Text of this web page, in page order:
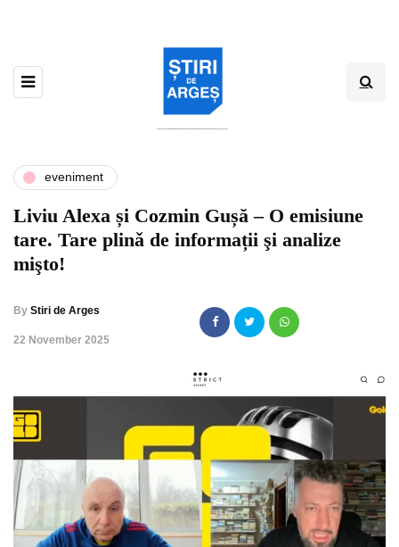
eveniment
Liviu Alexa și Cozmin Gușă – O emisiune
tare. Tare plinǎ de informații şi analize
mişto!
By Stiri de Arges
,22 November 2025